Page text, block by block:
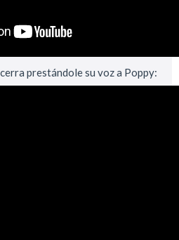
prestándole su voz a Poppy: